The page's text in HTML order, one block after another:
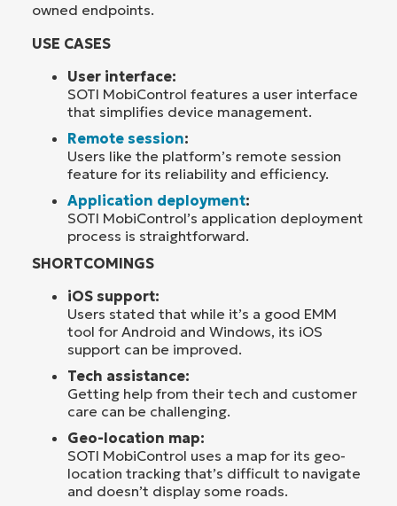
owned endpoints.
USE CASES
User interface:
SOTI MobiControl features a user interface
that simplifies device management.
Remote session:
Users like the platform’s remote session
feature for its reliability and efficiency.
Application deployment:
SOTI MobiControl’s application deployment
process is straightforward.
SHORTCOMINGS
iOS support:
Users stated that while it’s a good EMM
tool for Android and Windows, its iOS
support can be improved.
Tech assistance:
Getting help from their tech and customer
care can be challenging.
Geo-location map:
SOTI MobiControl uses a map for its geo-
location tracking that’s difficult to navigate
and doesn’t display some roads.